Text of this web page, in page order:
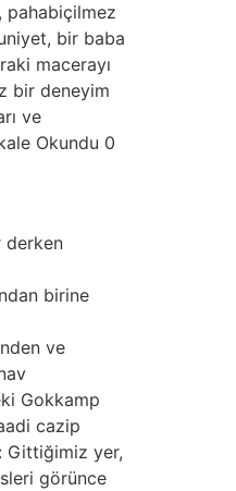
pahabiçilmez
bir baba
macerayı
bir deneyim
ve
Okundu 0
derken
birine
ve
Gokkamp
cazip
Gittiğimiz yer,
görünce